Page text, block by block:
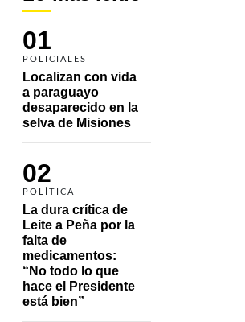
01
POLICIALES
Localizan con vida
a paraguayo
desaparecido en la
selva de Misiones
02
POLÍTICA
La dura crítica de
Leite a Peña por la
falta de
medicamentos:
“No todo lo que
hace el Presidente
está bien”